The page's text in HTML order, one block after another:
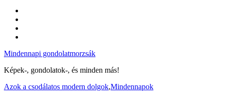
Mindennapi gondolatmorzsák
Képek-, gondolatok-, és minden más!
Azok a csodálatos modern dolgok,Mindennapok